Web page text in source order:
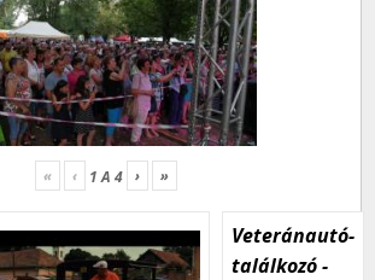
« ‹ 1A 4 › »
Veteránautó-
találkozó -